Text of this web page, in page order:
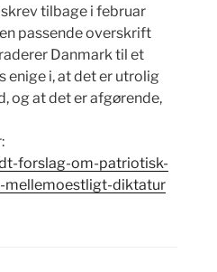
tilbage i februar
passende overskrift
Danmark til et
enige i, at det er utrolig
og at det er afgørende,
forslag-om-patriotisk-
mellemoestligt-diktatur